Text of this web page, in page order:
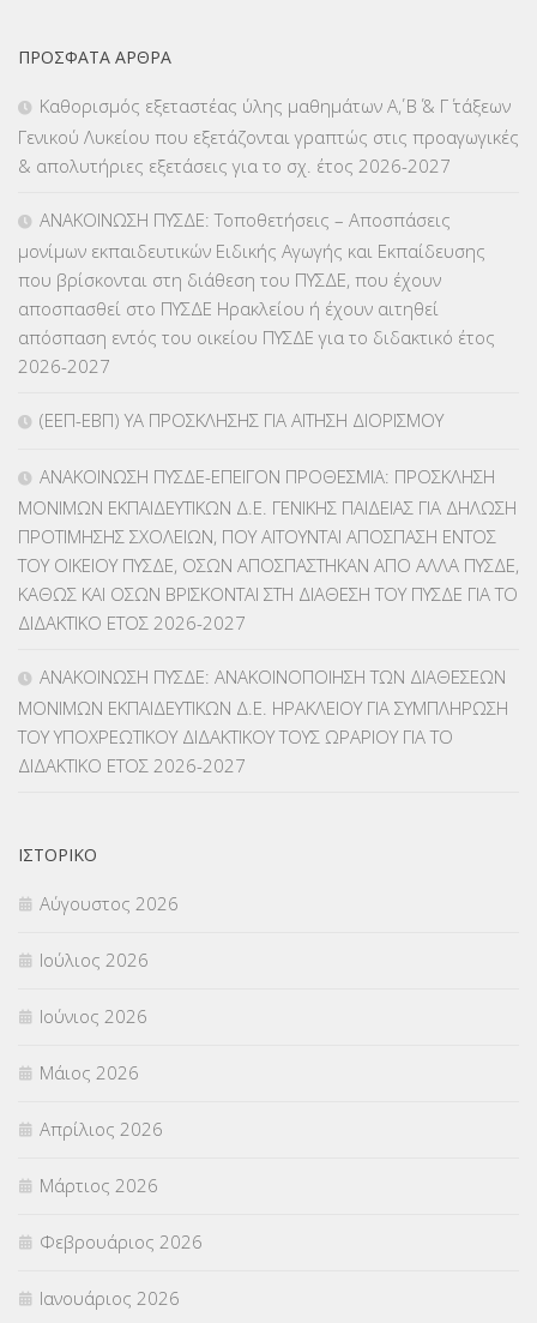
ΕΠΙΜΟΡΦΩΣΗ Τ.Π.Ε.(10)
ΚΕΣΥ(60)
ΚΕΣΥΠ(109)
ΚΠγ – ΚΡΑΤΙΚΟ ΠΙΣΤΟΠΟΙΗΤΙΚΟ ΓΛΩΣΣΟΜΑΘΕΙΑΣ
ΚΠπ- ΚΡΑΤΙΚΟ ΠΙΣΤΟΠΟΙΗΤΙΚΟ ΠΛΗΡΟΦΟΡΙΚΗΣ(12)
ΛΟΙΠΑ(309)
ΜΑΘΗΤΕΙΑ(275)
ΜΕΤΑΘΕΣΕΙΣ-ΤΟΠΟΘΕΤΗΣΕΙΣ ΒΕΛΤΙΩΣΕΙΣ(319)
ΜΕΤΑΦΟΡΑ ΜΑΘΗΤΩΝ(3)
ΝΟΜΟΘΕΣΙΑ(66)
ΠΡΌΣΦΑΤΑ ΆΡΘΡΑ
Καθορισμός εξεταστέας ύλης μαθημάτων Α΄, Β΄ & Γ΄ τάξεων
Γενικού Λυκείου που εξετάζονται γραπτώς στις προαγωγικές
& απολυτήριες εξετάσεις για το σχ. έτος 2026-2027
ΑΝΑΚΟΙΝΩΣΗ ΠΥΣΔΕ: Τοποθετήσεις – Αποσπάσεις
μονίμων εκπαιδευτικών Ειδικής Αγωγής και Εκπαίδευσης
που βρίσκονται στη διάθεση του ΠΥΣΔΕ, που έχουν
αποσπασθεί στο ΠΥΣΔΕ Ηρακλείου ή έχουν αιτηθεί
απόσπαση εντός του οικείου ΠΥΣΔΕ για το διδακτικό έτος
2026-2027
(ΕΕΠ-ΕΒΠ) ΥΑ ΠΡΟΣΚΛΗΣΗΣ ΓΙΑ ΑΙΤΗΣΗ ΔΙΟΡΙΣΜΟΥ
ΑΝΑΚΟΙΝΩΣΗ ΠΥΣΔΕ-ΕΠΕΙΓΟΝ ΠΡΟΘΕΣΜΙΑ: ΠΡΟΣΚΛΗΣΗ
ΜΟΝΙΜΩΝ ΕΚΠΑΙΔΕΥΤΙΚΩΝ Δ.Ε. ΓΕΝΙΚΗΣ ΠΑΙΔΕΙΑΣ ΓΙΑ ΔΗΛΩΣΗ
ΠΡΟΤΙΜΗΣΗΣ ΣΧΟΛΕΙΩΝ, ΠΟΥ ΑΙΤΟΥΝΤΑΙ ΑΠΟΣΠΑΣΗ ΕΝΤΟΣ
ΤΟΥ ΟΙΚΕΙΟΥ ΠΥΣΔΕ, ΟΣΩΝ ΑΠΟΣΠΑΣΤΗΚΑΝ ΑΠΟ ΑΛΛΑ ΠΥΣΔΕ,
ΚΑΘΩΣ ΚΑΙ ΟΣΩΝ ΒΡΙΣΚΟΝΤΑΙ ΣΤΗ ΔΙΑΘΕΣΗ ΤΟΥ ΠΥΣΔΕ ΓΙΑ ΤΟ
ΔΙΔΑΚΤΙΚΟ ΕΤΟΣ 2026-2027
ΑΝΑΚΟΙΝΩΣΗ ΠΥΣΔΕ: ΑΝΑΚΟΙΝΟΠΟΙΗΣΗ ΤΩΝ ΔΙΑΘΕΣΕΩΝ
ΜΟΝΙΜΩΝ ΕΚΠΑΙΔΕΥΤΙΚΩΝ Δ.Ε. ΗΡΑΚΛΕΙΟΥ ΓΙΑ ΣΥΜΠΛΗΡΩΣΗ
ΤΟΥ ΥΠΟΧΡΕΩΤΙΚΟΥ ΔΙΔΑΚΤΙΚΟΥ ΤΟΥΣ ΩΡΑΡΙΟΥ ΓΙΑ ΤΟ
ΔΙΔΑΚΤΙΚΟ ΕΤΟΣ 2026-2027
ΙΣΤΟΡΙΚΌ
Αύγουστος 2026
Ιούλιος 2026
Ιούνιος 2026
Μάιος 2026
Απρίλιος 2026
Μάρτιος 2026
Φεβρουάριος 2026
Ιανουάριος 2026